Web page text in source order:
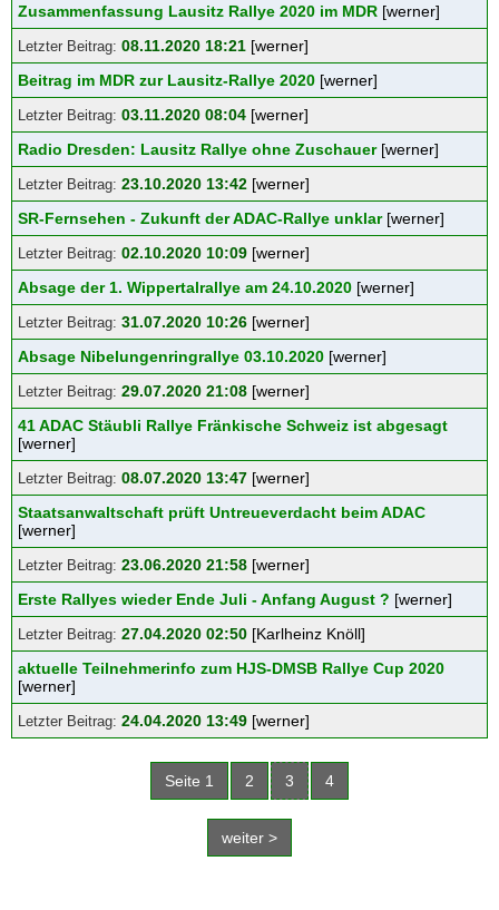
Zusammenfassung Lausitz Rallye 2020 im MDR [werner]
08.11.2020 18:21 [werner]
Beitrag im MDR zur Lausitz-Rallye 2020 [werner]
03.11.2020 08:04 [werner]
Radio Dresden: Lausitz Rallye ohne Zuschauer[werner]
23.10.2020 13:42 [werner]
SR-Fernsehen - Zukunft der ADAC-Rallye unklar[werner]
02.10.2020 10:09 [werner]
Absage der 1. Wippertalrallye am 24.10.2020 [werner]
31.07.2020 10:26 [werner]
Absage Nibelungenringrallye 03.10.2020 [werner]
29.07.2020 21:08 [werner]
41 ADAC Stäubli Rallye Fränkische Schweiz ist abgesagt
[werner]
08.07.2020 13:47 [werner]
Staatsanwaltschaft prüft Untreueverdacht beim ADAC
[werner]
23.06.2020 21:58 [werner]
Erste Rallyes wieder Ende Juli - Anfang August ? [werner]
27.04.2020 02:50 [Karlheinz Knöll]
aktuelle Teilnehmerinfo zum HJS-DMSB Rallye Cup 2020
[werner]
24.04.2020 13:49 [werner]
Seite 1 2 3 4
weiter >